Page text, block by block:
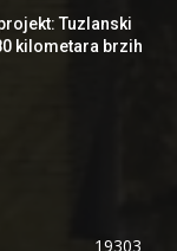
Tuzlanski
kilometara brzih
19303